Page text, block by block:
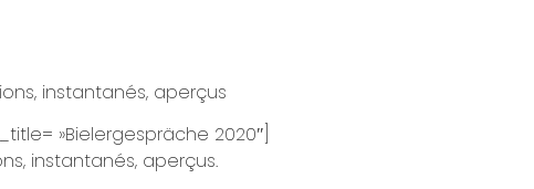
instantanés, aperçus
»Bielergespräche 2020″]
instantanés, aperçus.